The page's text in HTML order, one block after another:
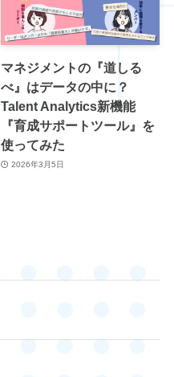
マネジメントの『道しる
べ』はデータの中に？
Talent Analytics新機能
『育成サポートツール』を
使ってみた
2026年3月5日